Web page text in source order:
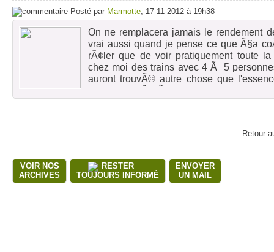
Posté par Marmotte, 17-11-2012 à 19h38
On ne remplacera jamais le rendement
vrai aussi quand je pense ce que Ã§a
rÃ¢ler que de voir pratiquement toute
chez moi des trains avec 4 Ã 5
auront trouvÃ© autre chose que
laisse toujours devant la porte.
Retour
VOIR NOS
ARCHIVES
RESTER
TOUJOURS INFORMÉ
ENVOYER
UN MAIL